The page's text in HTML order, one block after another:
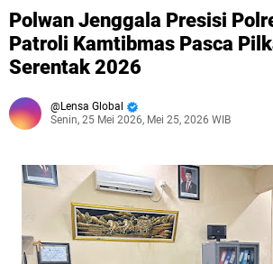
Polwan Jenggala Presisi
Patroli Kamtibmas Pasca
Serentak 2026
Lensa Global
Senin, 25 Mei 2026, Mei 25, 2026 WIB